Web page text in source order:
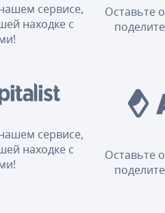
сервисе,
находке с
Оставьте
сервисе,
находке с
Оставьте